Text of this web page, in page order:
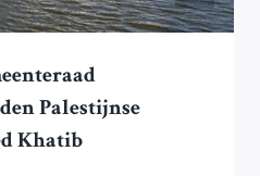
Palestijnse
Khatib